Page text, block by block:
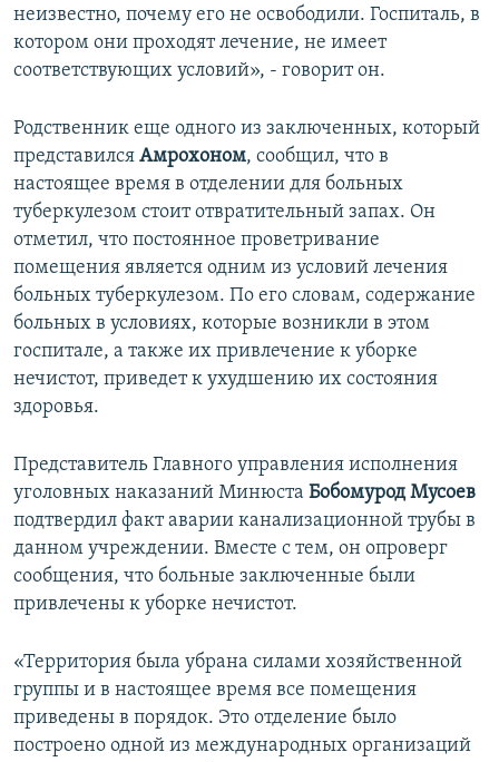
неизвестно, почему его не освободили. Госпиталь, в
котором они проходят лечение, не имеет
соответствующих условий», - говорит он.
Родственник еще одного из заключенных, который
представился Амрохоном, сообщил, что в
настоящее время в отделении для больных
туберкулезом стоит отвратительный запах. Он
отметил, что постоянное проветривание
помещения является одним из условий лечения
больных туберкулезом. По его словам, содержание
больных в условиях, которые возникли в этом
госпитале, а также их привлечение к уборке
нечистот, приведет к ухудшению их состояния
здоровья.
Представитель Главного управления исполнения
уголовных наказаний Минюста Бобомурод Мусоев
подтвердил факт аварии канализационной трубы в
данном учреждении. Вместе с тем, он опроверг
сообщения, что больные заключенные были
привлечены к уборке нечистот.
«Территория была убрана силами хозяйственной
группы и в настоящее время все помещения
приведены в порядок. Это отделение было
построено одной из международных организаций